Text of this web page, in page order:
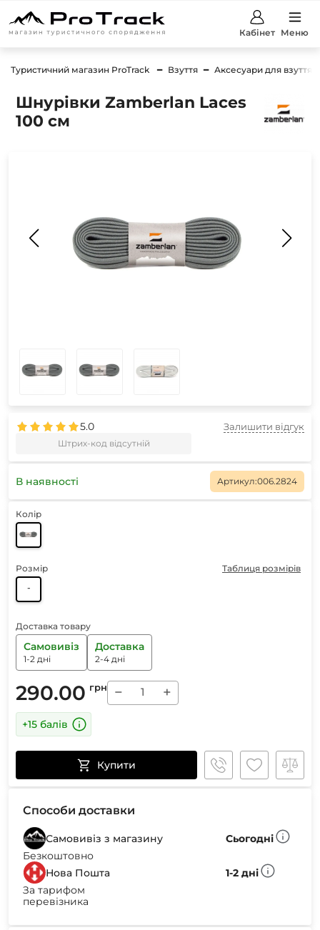
Кабінет Меню
Туристичний магазин ProTrack Взуття Аксесуари для взуття
Шнурівки Zamberlan Laces
100 см
5.0
Штрих-код відсутній
Залишити відгук
В наявності Артикул:006.2824
Колір
Розмір
Таблиця розмірів
-
Доставка товару
Самовивіз
1-2 дні
Доставка
2-4 дні
290.00 грн − +
+15 балів
Купити
Способи доставки
Самовивіз з магазину
Сьогодні
Безкоштовно
Нова Пошта
1-2 дні
За тарифом
перевізника